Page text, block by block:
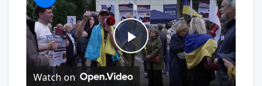
Play
Watch on